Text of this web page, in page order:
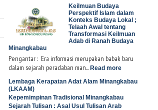
Keilmuan Budaya
Perspektif Islam dalam
Konteks Budaya Lokal ;
Telaah Awal tentang
Transformasi Keilmuan
Adab di Ranah Budaya
Minangkabau
Pengantar : Era informasi merupakan babak baru
dalam sejarah peradaban man... Read more
Lembaga Kerapatan Adat Alam Minangkabau
(LKAAM)
Kepemimpinan Tradisional Minangkabau
Sejarah Tulisan : Asal Usul Tulisan Arab